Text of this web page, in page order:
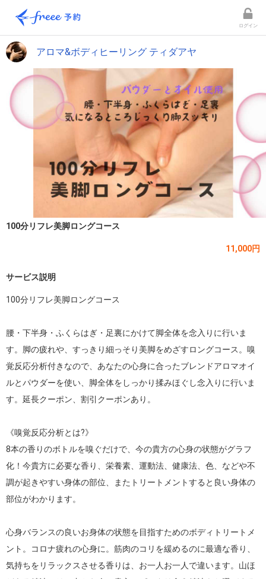
ログイン
アロマ&ボディヒーリング ティダアヤ
100分リフレ美脚ロングコース
11,000円
サービス説明
100分リフレ美脚ロングコース
腰・下半身・ふくらはぎ・足裏にかけて脚全体を念入りに行いま
す。脚の疲れや、すっきり細っそり美脚をめざすロングコース。嗅
覚反応分析付きなので、あなたの心身に合ったブレンドアロマオイ
ルとパウダーを使い、脚全体をしっかり揉みほぐし念入りに行いま
す。延長クーポン、割引クーポンあり。
《嗅覚反応分析とは?》
8本の香りのボトルを嗅ぐだけで、今の貴方の心身の状態がグラフ
化！今貴方に必要な香り、栄養素、運動法、健康法、色、などや不
調が起きやすい身体の部位、またトリートメントすると良い身体の
部位がわかります。
心身バランスの良いお身体の状態を目指すためのボディトリートメ
ント。コロナ疲れの心身に。筋肉のコリを緩めるのに最適な香り、
気持ちをリラックスさせる香りは、お一人お一人で違います。山ほ